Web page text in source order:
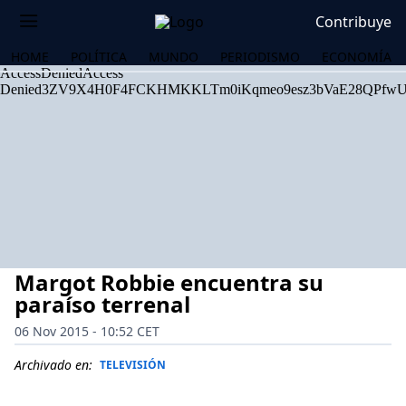
Contribuye
HOME POLÍTICA MUNDO PERIODISMO ECONOMÍA
Margot Robbie encuentra su
paraíso terrenal
06 Nov 2015 - 10:52 CET
Archivado en: TELEVISIÓN